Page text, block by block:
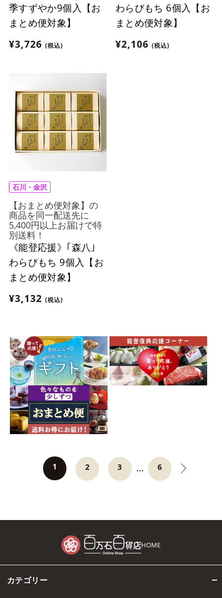
季すずやか9個入【お
まとめ便対象】
¥3,726 (税込)
わらびもち 6個入【お
まとめ便対象】
¥2,106 (税込)
石川・金沢
【おまとめ便対象】の
商品を同一配送先に
5,400円以上お届けで特
別送料！
《能登応援》｢森八｣
わらびもち 9個入【お
まとめ便対象】
¥3,132 (税込)
1 2 3 ... 6
HOME
カテゴリー